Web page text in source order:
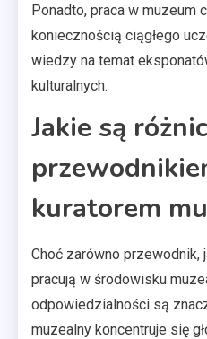
Ponadto, praca w muzeum
koniecznością ciągłego
wiedzy na temat
kulturalnych.
Jakie są
kuratorem
Choć zarówno przewodnik,
pracują w środowisku
odpowiedzialności są
muzealny koncentruje się